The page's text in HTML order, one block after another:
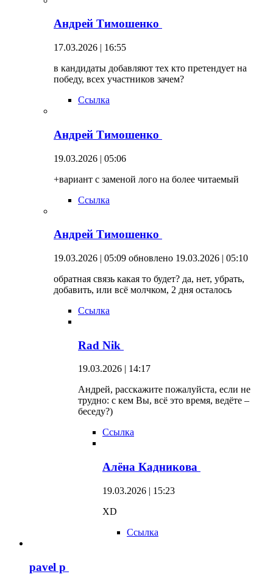
Андрей Тимошенко
17.03.2026 | 16:55
в кандидаты добавляют тех кто претендует на
победу, всех участников зачем?
Ссылка
Андрей Тимошенко
19.03.2026 | 05:06
+вариант с заменой лого на более читаемый
Ссылка
Андрей Тимошенко
19.03.2026 | 05:09 обновлено 19.03.2026 | 05:10
обратная связь какая то будет? да, нет, убрать,
добавить, или всё молчком, 2 дня осталось
Ссылка
Rad Nik
19.03.2026 | 14:17
Андрей, расскажите пожалуйста, если не
трудно: с кем Вы, всё это время, ведёте –
беседу?)
Ссылка
Алёна Кадникова
19.03.2026 | 15:23
XD
Ссылка
pavel p